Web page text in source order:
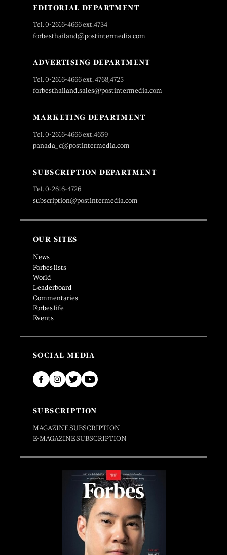
EDITORIAL DEPARTMENT
Tel. 0-2616-4666 ext.4734
forbesthailand@postintermedia.com
ADVERTISING DEPARTMENT
Tel. 0-2616-4666 ext. 4768,4725
forbesthailand.sales@postintermedia.com
MARKETING DEPARTMENT
Tel. 0-2616-4666 ext.4659
panada_c@postintermedia.com
SUBSCRIPTION DEPARTMENT
Tel. 0-2616-4726
subscription@postintermedia.com
OUR SITES
News
Forbes lists
World
Leaderboard
Commentaries
Forbes life
Events
SOCIAL MEDIA
SUBSCRIPTION
MAGAZINE SUBSCRIPTION
E-MAGAZINE SUBSCRIPTION